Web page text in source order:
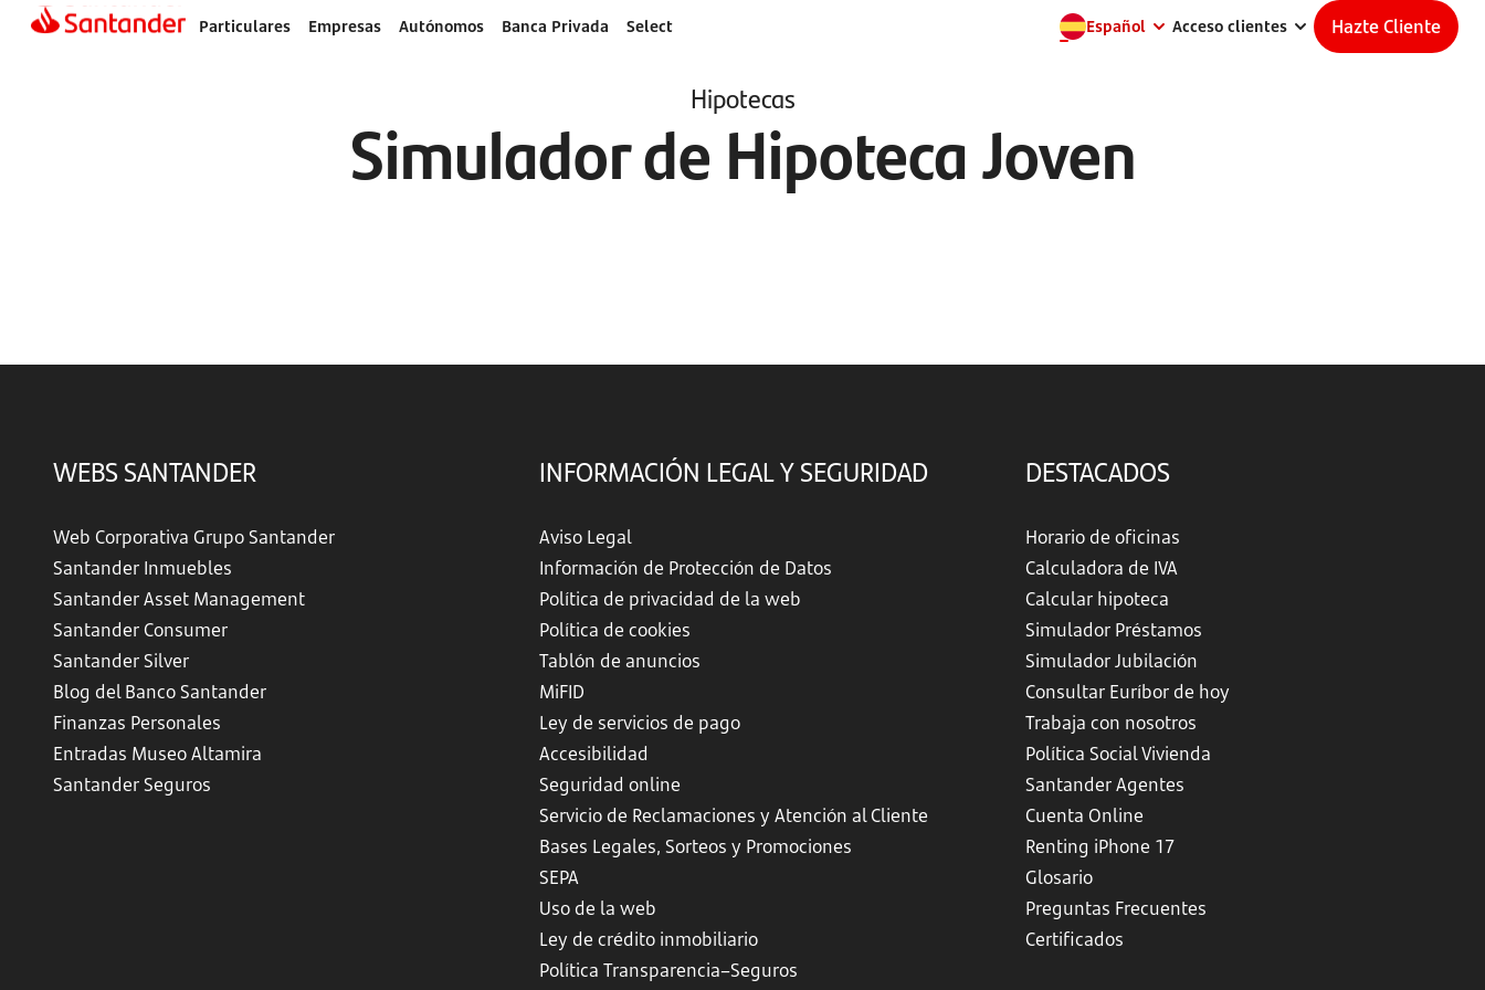
Particulares Empresas Autónomos Banca Privada Select Español Acceso clientes Hazte Cliente
Hipotecas
Simulador de Hipoteca Joven
WEBS SANTANDER
Web Corporativa Grupo Santander
Santander Inmuebles
Santander Asset Management
Santander Consumer
Santander Silver
Blog del Banco Santander
Finanzas Personales
Entradas Museo Altamira
Santander Seguros
INFORMACIÓN LEGAL Y SEGURIDAD
Aviso Legal
Información de Protección de Datos
Política de privacidad de la web
Política de cookies
Tablón de anuncios
MiFID
Ley de servicios de pago
Accesibilidad
Seguridad online
Servicio de Reclamaciones y Atención al Cliente
Bases Legales, Sorteos y Promociones
SEPA
Uso de la web
Ley de crédito inmobiliario
Política Transparencia–Seguros
DESTACADOS
Horario de oficinas
Calculadora de IVA
Calcular hipoteca
Simulador Préstamos
Simulador Jubilación
Consultar Euríbor de hoy
Trabaja con nosotros
Política Social Vivienda
Santander Agentes
Cuenta Online
Renting iPhone 17
Glosario
Preguntas Frecuentes
Certificados